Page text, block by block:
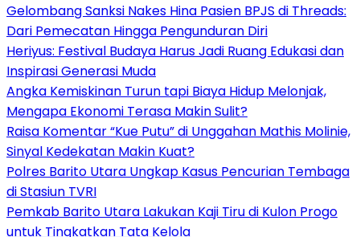
Gelombang Sanksi Nakes Hina Pasien BPJS di Threads:
Dari Pemecatan Hingga Pengunduran Diri
Heriyus: Festival Budaya Harus Jadi Ruang Edukasi dan
Inspirasi Generasi Muda
Angka Kemiskinan Turun tapi Biaya Hidup Melonjak,
Mengapa Ekonomi Terasa Makin Sulit?
Raisa Komentar “Kue Putu” di Unggahan Mathis Molinie,
Sinyal Kedekatan Makin Kuat?
Polres Barito Utara Ungkap Kasus Pencurian Tembaga
di Stasiun TVRI
Pemkab Barito Utara Lakukan Kaji Tiru di Kulon Progo
untuk Tingkatkan Tata Kelola